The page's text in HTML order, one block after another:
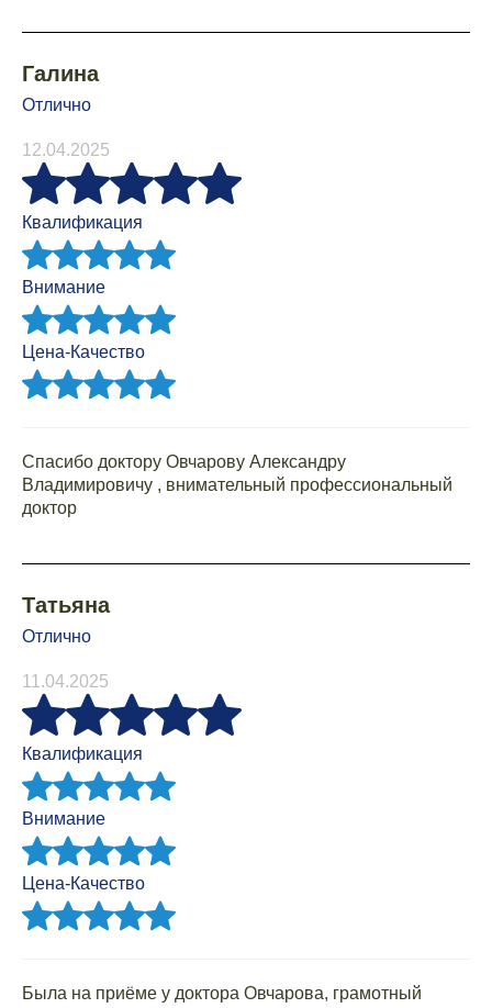
Галина
Отлично
12.04.2025
Квалификация
Внимание
Цена-Качество
Спасибо доктору Овчарову Александру
Владимировичу , внимательный профессиональный
доктор
Татьяна
Отлично
11.04.2025
Квалификация
Внимание
Цена-Качество
Была на приёме у доктора Овчарова, грамотный